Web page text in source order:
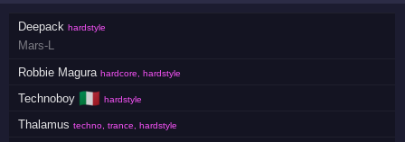
Deepack hardstyle
Mars-L
Robbie Magura hardcore, hardstyle
Technoboy 🇮🇹 hardstyle
Thalamus techno, trance, hardstyle